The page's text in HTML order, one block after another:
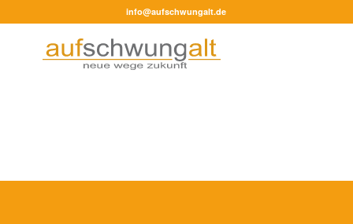
info@aufschwungalt.de